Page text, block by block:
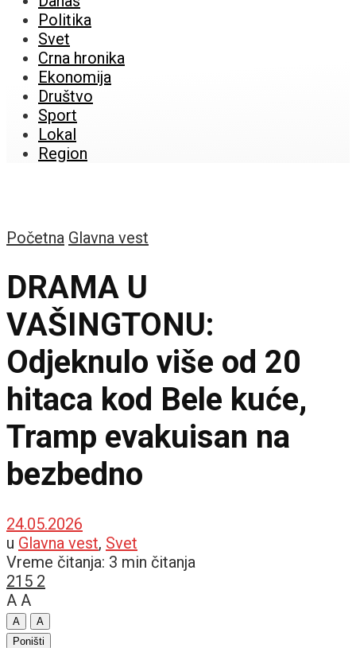
Politika
Svet
Crna hronika
Ekonomija
Društvo
Sport
Lokal
Region
Početna Glavna vest
DRAMA U
VAŠINGTONU:
Odjeknulo više od 20
hitaca kod Bele kuće,
Tramp evakuisan na
bezbedno
24.05.2026
u Glavna vest, Svet
Vreme čitanja: 3 min čitanja
215 2
A A
A
A
Poništi